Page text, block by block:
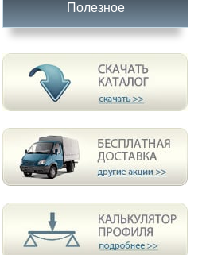
Полезное